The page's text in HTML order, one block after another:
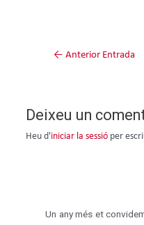
← Anterior Entrada
Deixeu un
Heu d'iniciar la sessióper
Un any més et